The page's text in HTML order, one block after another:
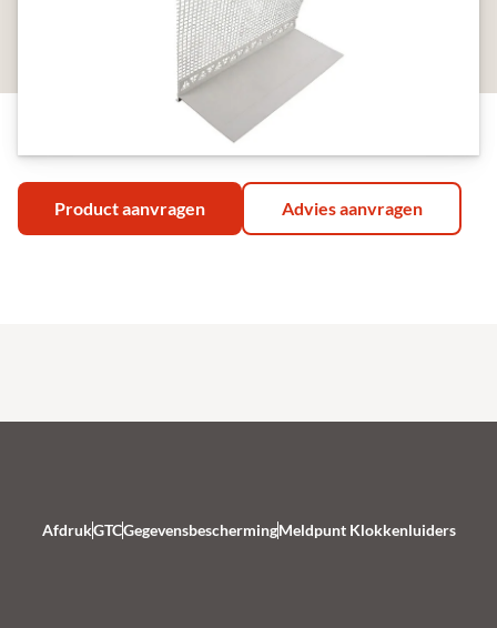
Product aanvragen Advies aanvragen
AfdrukGTCGegevensbeschermingMeldpunt Klokkenluiders